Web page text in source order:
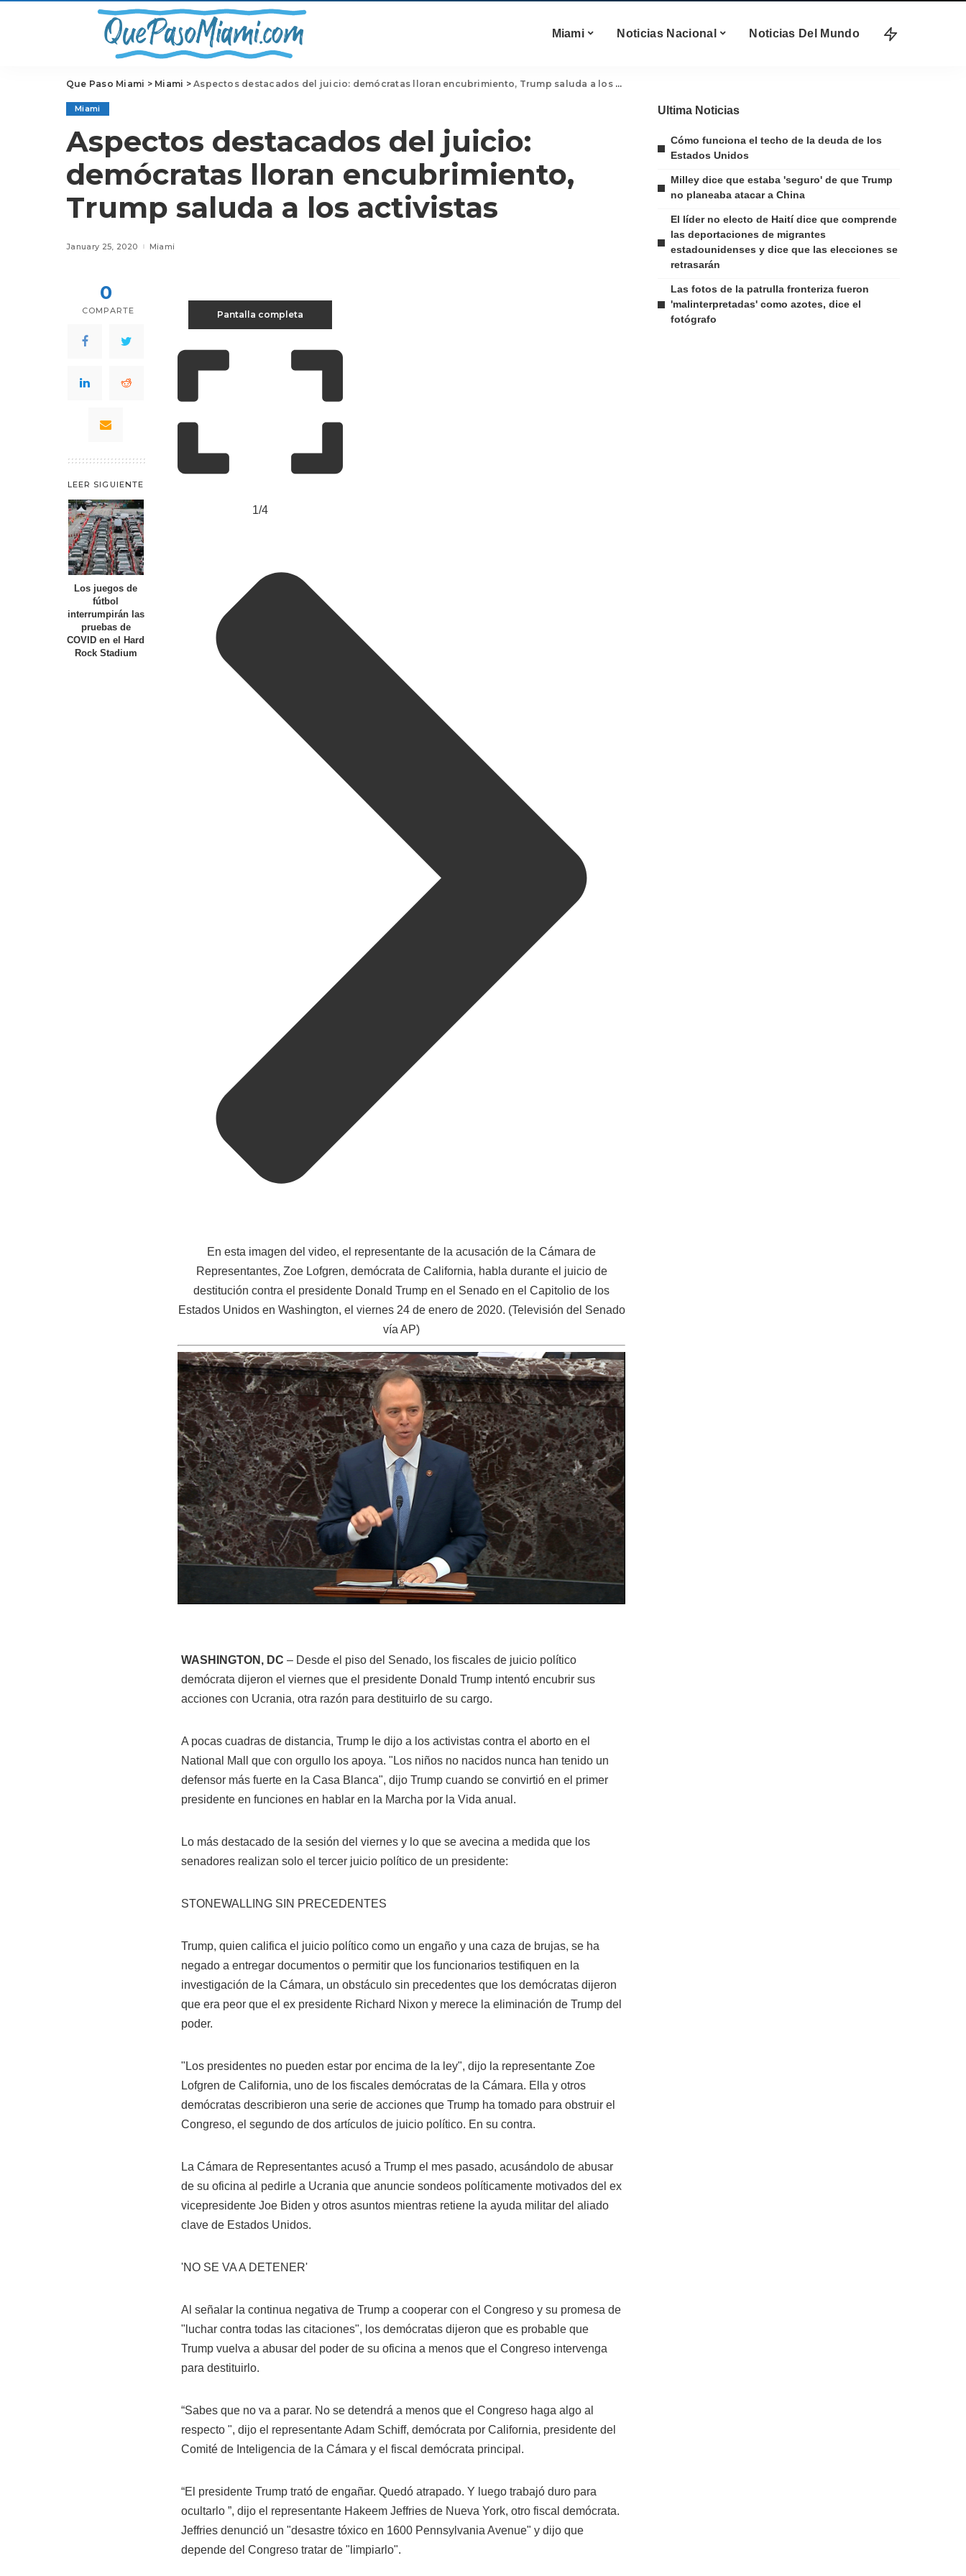
Miami Noticias Nacional Noticias Del Mundo
Que Paso Miami > Miami >Aspectos destacados del juicio: demócratas lloran encubrimiento, Trump saluda a los activistas
Miami
Aspectos destacados del juicio:
demócratas lloran encubrimiento,
Trump saluda a los activistas
January 25, 2020 Miami
0
COMPARTE
LEER SIGUIENTE
Los juegos de
fútbol
interrumpirán las
pruebas de
COVID en el Hard
Rock Stadium
Pantalla completa
1/4
En esta imagen del video, el representante de la acusación de la Cámara de
Representantes, Zoe Lofgren, demócrata de California, habla durante el juicio de
destitución contra el presidente Donald Trump en el Senado en el Capitolio de los
Estados Unidos en Washington, el viernes 24 de enero de 2020. (Televisión del Senado
vía AP)
WASHINGTON, DC – Desde el piso del Senado, los fiscales de juicio político
demócrata dijeron el viernes que el presidente Donald Trump intentó encubrir sus
acciones con Ucrania, otra razón para destituirlo de su cargo.
A pocas cuadras de distancia, Trump le dijo a los activistas contra el aborto en el
National Mall que con orgullo los apoya. "Los niños no nacidos nunca han tenido un
defensor más fuerte en la Casa Blanca", dijo Trump cuando se convirtió en el primer
presidente en funciones en hablar en la Marcha por la Vida anual.
Lo más destacado de la sesión del viernes y lo que se avecina a medida que los
senadores realizan solo el tercer juicio político de un presidente:
STONEWALLING SIN PRECEDENTES
Trump, quien califica el juicio político como un engaño y una caza de brujas, se ha
negado a entregar documentos o permitir que los funcionarios testifiquen en la
investigación de la Cámara, un obstáculo sin precedentes que los demócratas dijeron
que era peor que el ex presidente Richard Nixon y merece la eliminación de Trump del
poder.
"Los presidentes no pueden estar por encima de la ley", dijo la representante Zoe
Lofgren de California, uno de los fiscales demócratas de la Cámara. Ella y otros
demócratas describieron una serie de acciones que Trump ha tomado para obstruir el
Congreso, el segundo de dos artículos de juicio político. En su contra.
La Cámara de Representantes acusó a Trump el mes pasado, acusándolo de abusar
de su oficina al pedirle a Ucrania que anuncie sondeos políticamente motivados del ex
vicepresidente Joe Biden y otros asuntos mientras retiene la ayuda militar del aliado
clave de Estados Unidos.
'NO SE VA A DETENER'
Al señalar la continua negativa de Trump a cooperar con el Congreso y su promesa de
"luchar contra todas las citaciones", los demócratas dijeron que es probable que
Trump vuelva a abusar del poder de su oficina a menos que el Congreso intervenga
para destituirlo.
“Sabes que no va a parar. No se detendrá a menos que el Congreso haga algo al
respecto ", dijo el representante Adam Schiff, demócrata por California, presidente del
Comité de Inteligencia de la Cámara y el fiscal demócrata principal.
“El presidente Trump trató de engañar. Quedó atrapado. Y luego trabajó duro para
ocultarlo ”, dijo el representante Hakeem Jeffries de Nueva York, otro fiscal demócrata.
Jeffries denunció un "desastre tóxico en 1600 Pennsylvania Avenue" y dijo que
depende del Congreso tratar de "limpiarlo".
Ultima Noticias
Cómo funciona el techo de la deuda de los
Estados Unidos
Milley dice que estaba 'seguro' de que Trump
no planeaba atacar a China
El líder no electo de Haití dice que comprende
las deportaciones de migrantes
estadounidenses y dice que las elecciones se
retrasarán
Las fotos de la patrulla fronteriza fueron
'malinterpretadas' como azotes, dice el
fotógrafo